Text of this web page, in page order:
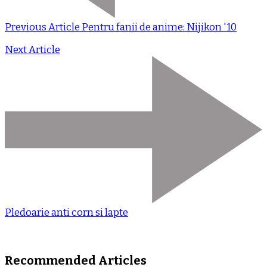
Previous Article Pentru fanii de anime: Nijikon '10
Next Article
Pledoarie anti corn si lapte
Recommended Articles